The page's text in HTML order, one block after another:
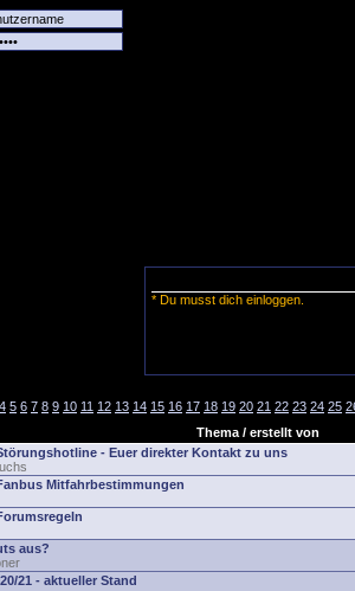
* Du musst dich einloggen.
4 5 6 7 8 9 10 11 12 13 14 15 16 17 18 19 20 21 22 23 24 25
Thema / erstellt von
- Euer direkter Kontakt zu uns
Mitfahrbestimmungen
aus?
21 - aktueller Stand